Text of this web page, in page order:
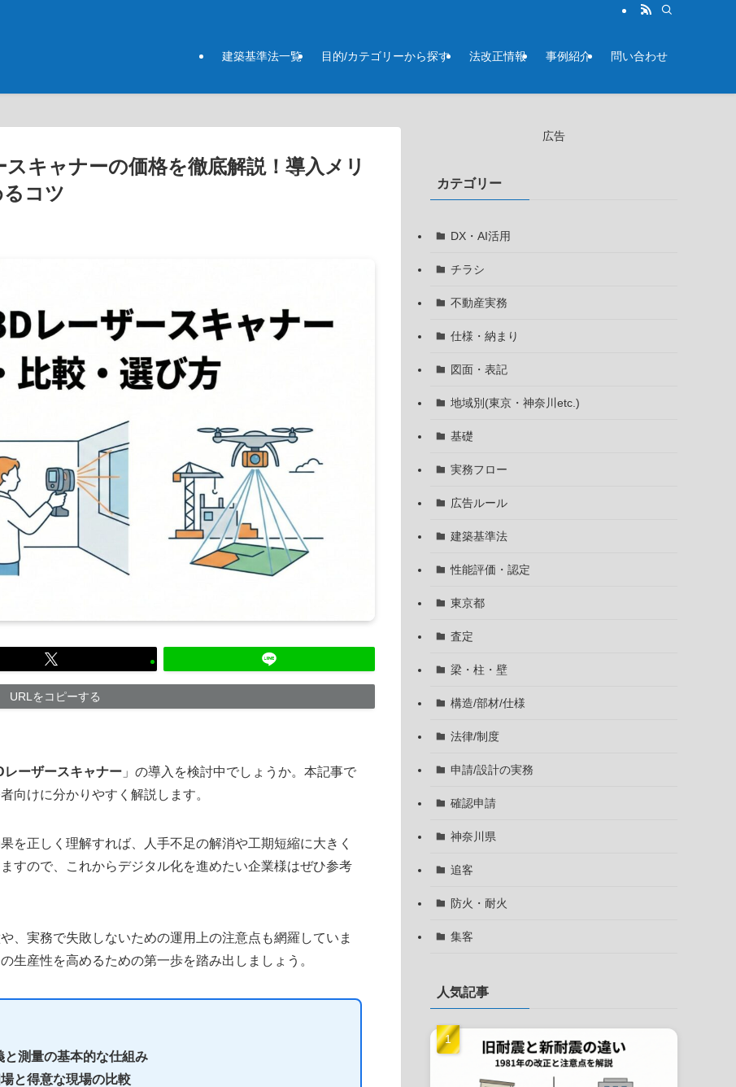
建築基準法一覧 目的/カテゴリーから探す 法改正情報 事例紹介 問い合わせ
キャナーの価格を徹底解説！導入メリ
コツ
URLをコピーする
レーザースキャナー 」の導入を検討中でしょうか。本記事で
向けに分かりやすく解説します。
を正しく理解すれば、人手不足の解消や工期短縮に大きく
すので、これからデジタル化を進めたい企業様はぜひ参考
、実務で失敗しないための運用上の注意点も網羅していま
生産性を高めるための第一歩を踏み出しましょう。
測量の基本的な仕組み
と得意な現場の比較
広告
カテゴリー
DX・AI活用
チラシ
不動産実務
仕様・納まり
図面・表記
地域別(東京・神奈川etc.)
基礎
実務フロー
広告ルール
建築基準法
性能評価・認定
東京都
査定
梁・柱・壁
構造/部材/仕様
法律/制度
申請/設計の実務
確認申請
神奈川県
追客
防火・耐火
集客
人気記事